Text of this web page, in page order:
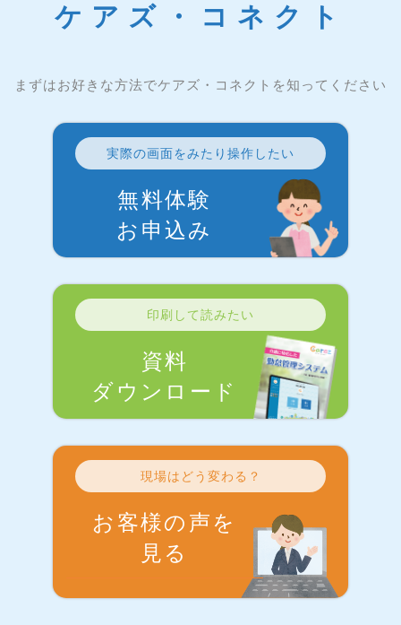
ケアズ・コネクト
まずはお好きな方法でケアズ・コネクトを知ってください
実際の画面をみたり操作したい
無料体験
お申込み
印刷して読みたい
資料
ダウンロード
現場はどう変わる？
お客様の声を
見る